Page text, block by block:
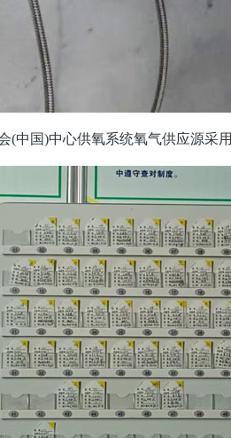
国)中心供氧系统氧气供应源采